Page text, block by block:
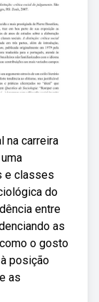
na carreira
e classes
do
entre
as
o gosto
posição
as